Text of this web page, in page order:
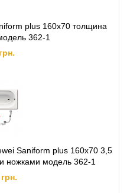
plus 160x70 толщина
362-1
Saniform plus 160x70 3,5
ножками модель 362-1